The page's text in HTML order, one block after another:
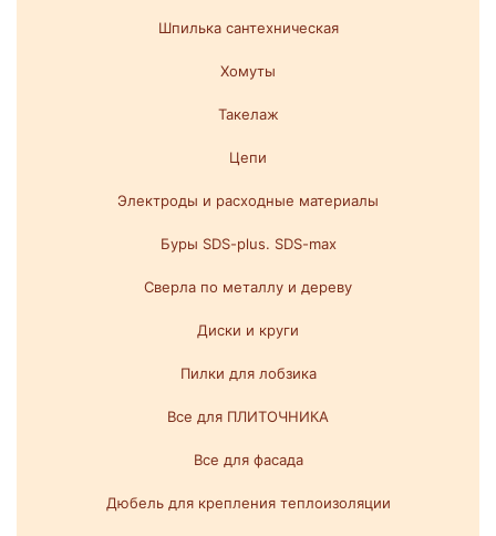
Шпилька сантехническая
Хомуты
Такелаж
Цепи
Электроды и расходные материалы
Буры SDS-plus. SDS-max
Сверла по металлу и дереву
Диски и круги
Пилки для лобзика
Все для ПЛИТОЧНИКА
Все для фасада
Дюбель для крепления теплоизоляции